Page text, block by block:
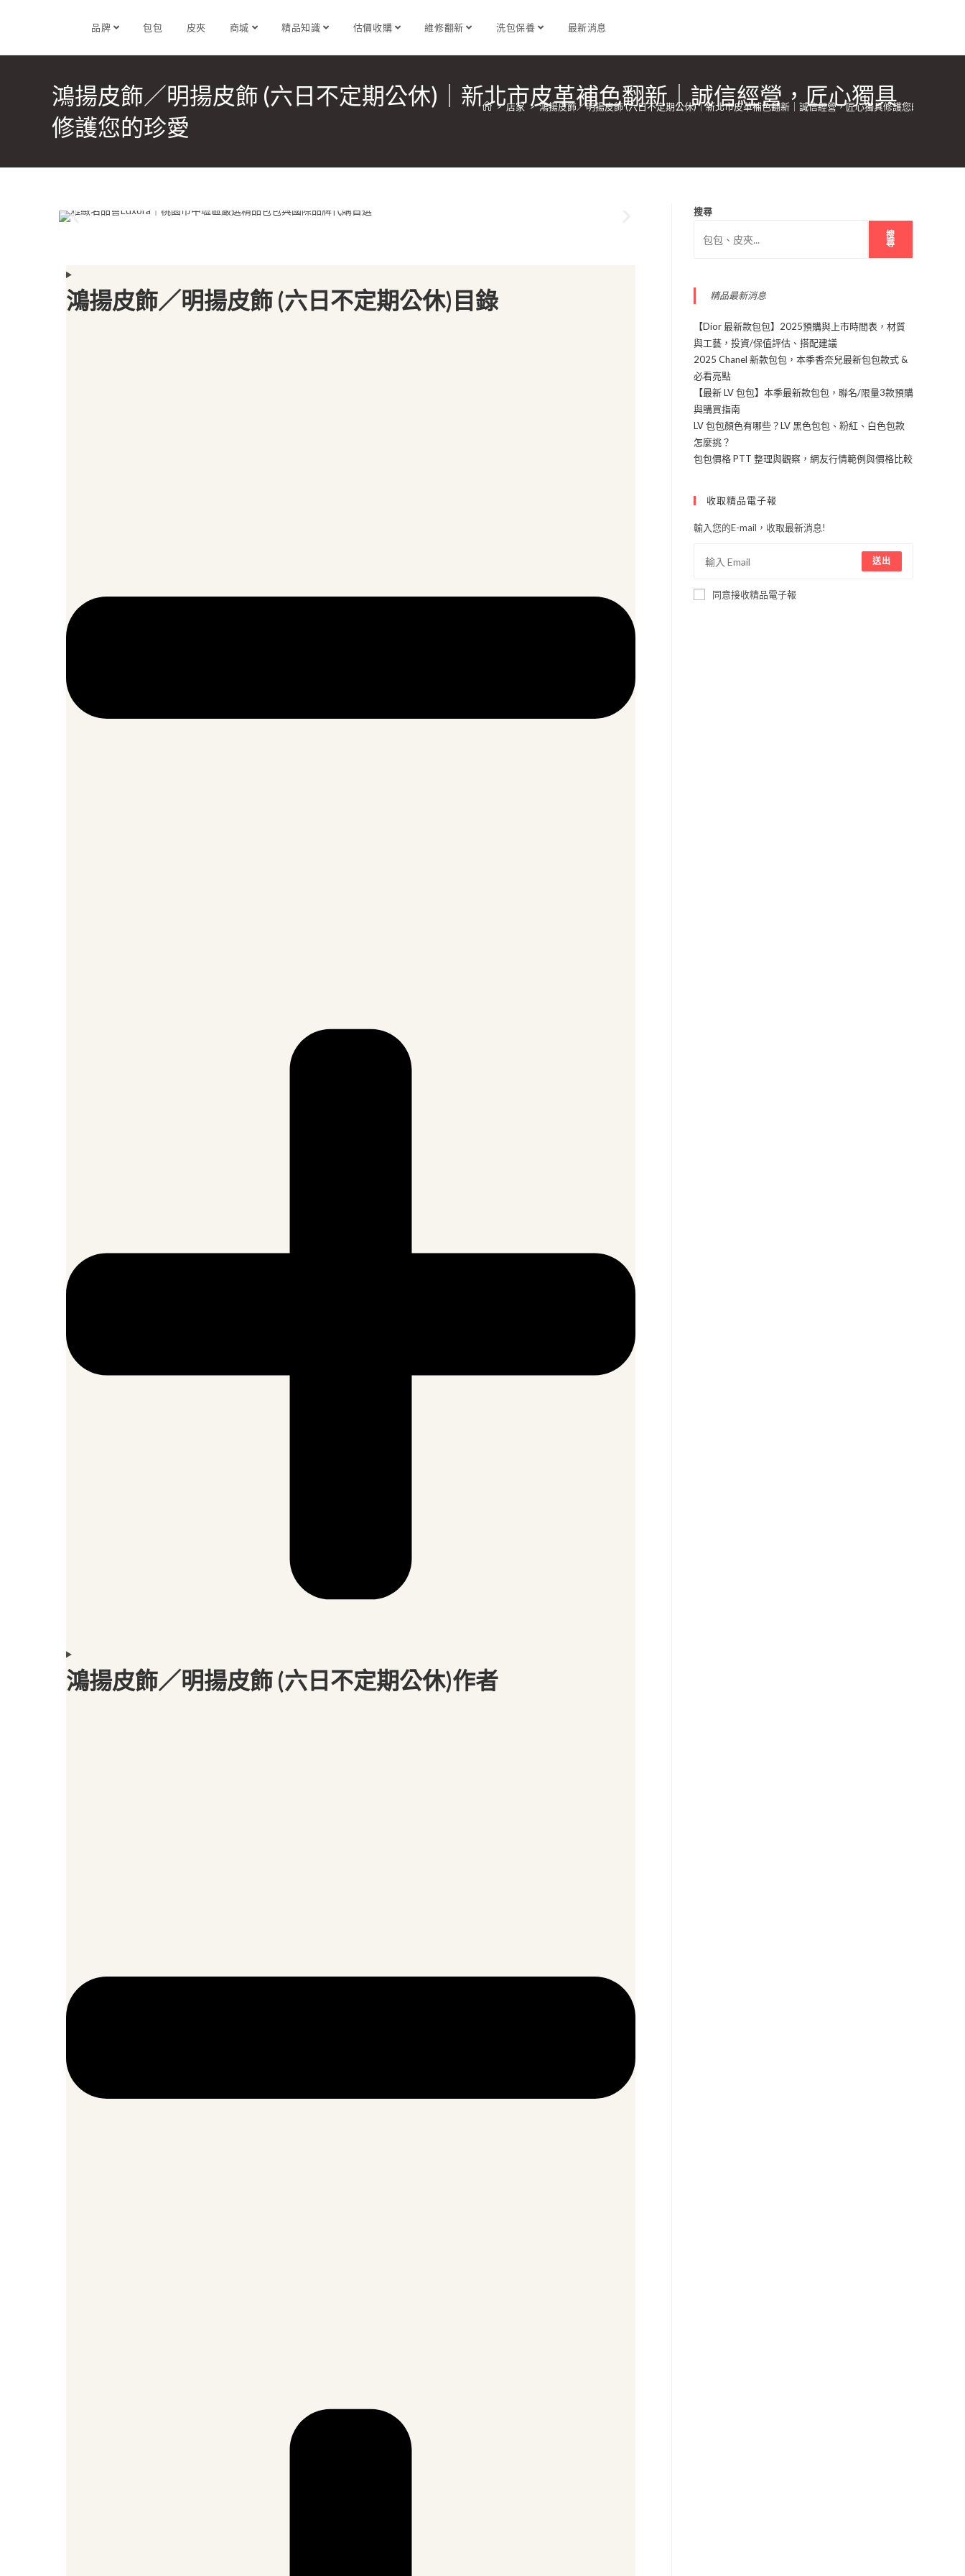
品牌 包包 皮夾 商城 精品知識 估價收購 維修翻新 洗包保養 最新消息
鴻揚皮飾／明揚皮飾 (六日不定期公休)｜新北市皮革補色翻新｜誠信經營，匠心獨具
修護您的珍愛
> 店家 > 鴻揚皮飾／明揚皮飾 (六日不定期公休)｜新北市皮革補色翻新｜誠信經營，匠心獨具修護您的珍愛
鴻揚皮飾／明揚皮飾 (六日不定期公休)目錄
鴻揚皮飾／明揚皮飾 (六日不定期公休)作者
搜尋
搜
尋
精品最新消息
【Dior 最新款包包】2025預購與上市時間表，材質
與工藝，投資/保值評估、搭配建議
2025 Chanel 新款包包，本季香奈兒最新包包款式 &
必看亮點
【最新 LV 包包】本季最新款包包，聯名/限量3款預購
與購買指南
LV 包包顏色有哪些？LV 黑色包包、粉紅、白色包款
怎麼挑？
包包價格 PTT 整理與觀察，網友行情範例與價格比較
收取精品電子報
輸入您的E-mail，收取最新消息!
送出
同意接收精品電子報